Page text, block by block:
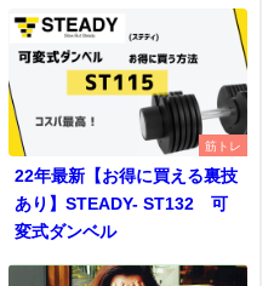
筋トレ
22年最新【お得に買える裏技
あり】STEADY- ST132 可
変式ダンベル